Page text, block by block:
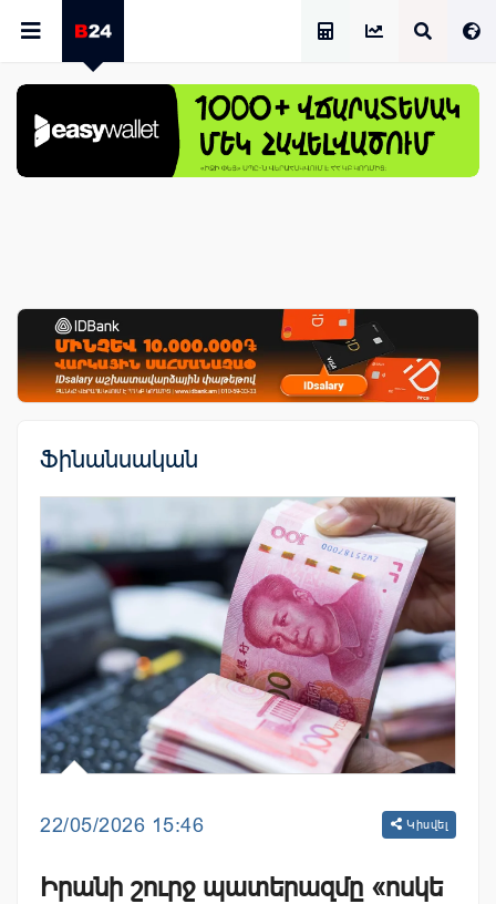
Ֆինանսական
22/05/2026 15:46 Կիսվել
Իրանի շուրջ պատերազմը «ոսկե